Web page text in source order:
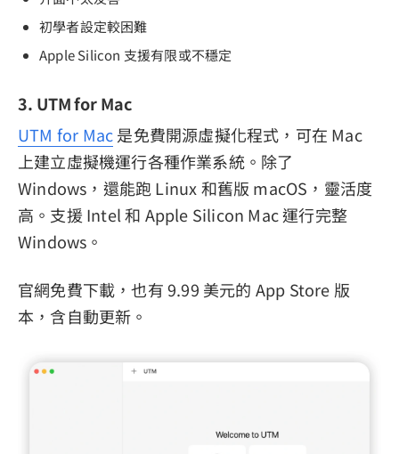
初學者設定較困難
Apple Silicon 支援有限或不穩定
3. UTM for Mac
UTM for Mac是免費開源虛擬化程式，可在 Mac
上建立虛擬機運行各種作業系統。除了
Windows，還能跑 Linux 和舊版 macOS，靈活度
高。支援 Intel 和 Apple Silicon Mac 運行完整
Windows。
官網免費下載，也有 9.99 美元的 App Store 版
本，含自動更新。